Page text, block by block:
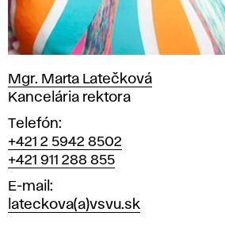
Mgr. Marta Latečková
Pozícia
Kancelária rektora
Telefón
+421 2 5942 8502
+421 911 288 855
E-mail
lateckova(a)vsvu.sk